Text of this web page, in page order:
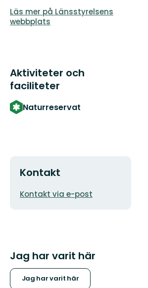
Läs mer på Länsstyrelsens
webbplats
Aktiviteter och
faciliteter
Naturreservat
Kontakt
E-
Kontakt via e-post
Jag har varit här
Jag har varit här